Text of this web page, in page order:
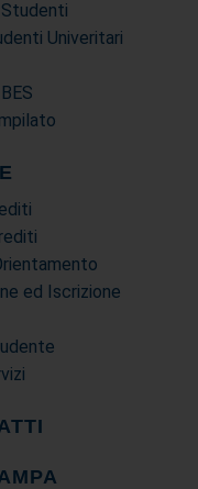
Univeritari
ed Iscrizione